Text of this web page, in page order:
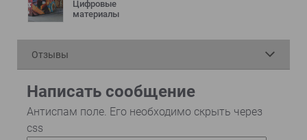
Цифровые
материалы
Отзывы
Написать сообщение
Антиспам поле. Его необходимо скрыть через
css